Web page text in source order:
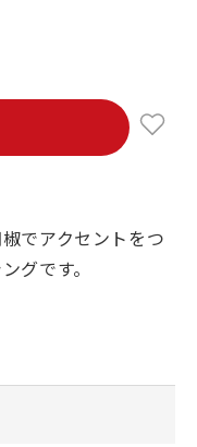
でアクセントをつ
グです。